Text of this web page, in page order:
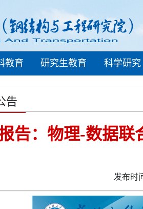
教育 研究生教育 科学研究
告
告：物理-数据联
发布时